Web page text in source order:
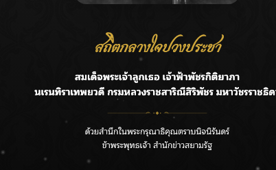
Malaysia พร้อมโชว์สุดประทับใจ
“สุริยะ” สั่งกรมชลฯ เฝ้าระวังน้ำ 24 ชม. รับมือฝนสิงหาคม
บริหารเชิงรุกลดเสี่ยงน้ำท่วม
เปิดตัวซิงเกิลเดบิวต์ “CGM48” รุ่นที่ 5 “รถไฟแห่งความหวัง”
แฟนคลับส่งกำลังใจแน่น! ณ เซ็นทรัลเชียงใหม่ แอร์พอร์ต
จากดอยห่างไกลสู่คลังโปรตีนสัตว์น้ำ ยกระดับคุณภาพชีวิต